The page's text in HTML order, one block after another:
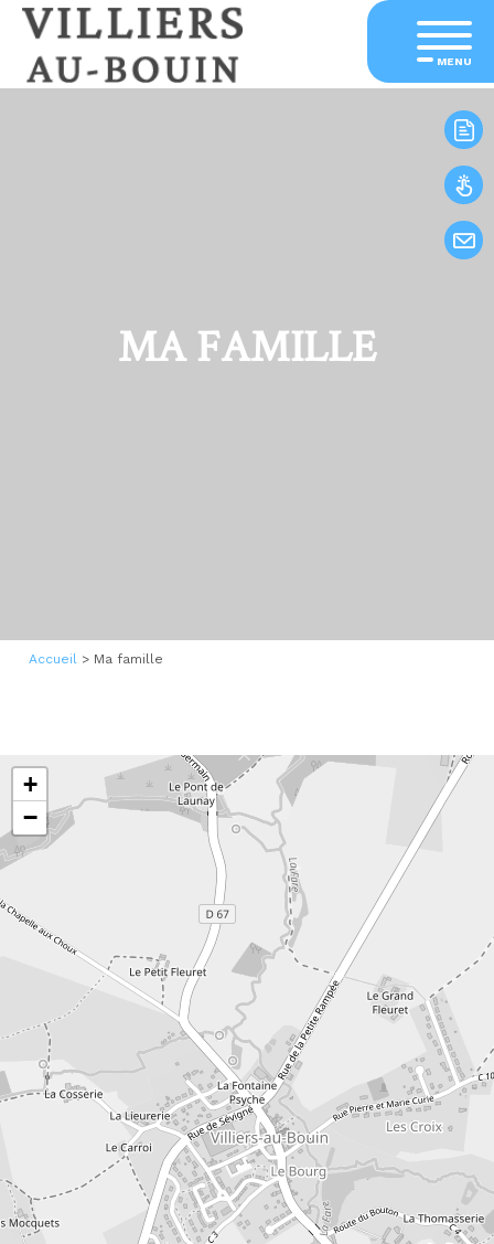
MENU
MA FAMILLE
Accueil > Ma famille
+
−